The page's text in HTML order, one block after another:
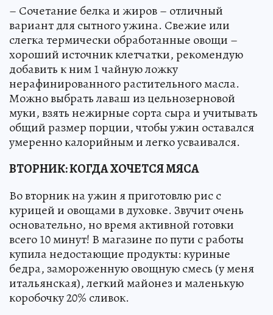
– Сочетание белка и жиров – отличный
вариант для сытного ужина. Свежие или
слегка термически обработанные овощи –
хороший источник клетчатки, рекомендую
добавить к ним 1 чайную ложку
нерафинированного растительного масла.
Можно выбрать лаваш из цельнозерновой
муки, взять нежирные сорта сыра и учитывать
общий размер порции, чтобы ужин оставался
умеренно калорийным и легко усваивался.
ВТОРНИК: КОГДА ХОЧЕТСЯ МЯСА
Во вторник на ужин я приготовлю рис с
курицей и овощами в духовке. Звучит очень
основательно, но время активной готовки
всего 10 минут! В магазине по пути с работы
купила недостающие продукты: куриные
бедра, замороженную овощную смесь (у меня
итальянская), легкий майонез и маленькую
коробочку 20% сливок.